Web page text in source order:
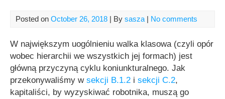
Posted on October 26, 2018 | By sasza | No comments
W największym uogólnieniu walka klasowa (czyli opór
wobec hierarchii we wszystkich jej formach) jest
główną przyczyną cyklu koniunkturalnego. Jak
przekonywaliśmy w sekcji B.1.2 i sekcji C.2,
kapitaliści, by wyzyskiwać robotnika, muszą go